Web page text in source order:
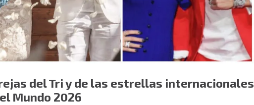
del Tri y de las estrellas internacionales
Mundo 2026